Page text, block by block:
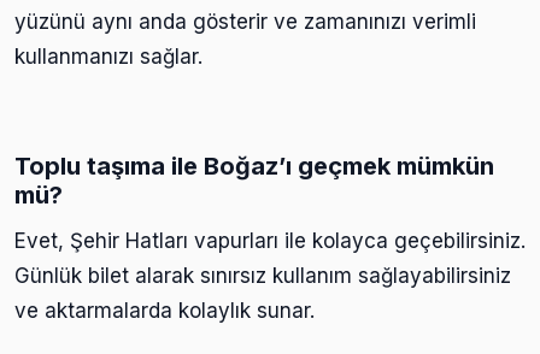
yüzünü aynı anda gösterir ve zamanınızı verimli
kullanmanızı sağlar.
Toplu taşıma ile Boğaz’ı geçmek mümkün
mü?
Evet, Şehir Hatları vapurları ile kolayca geçebilirsiniz.
Günlük bilet alarak sınırsız kullanım sağlayabilirsiniz
ve aktarmalarda kolaylık sunar.